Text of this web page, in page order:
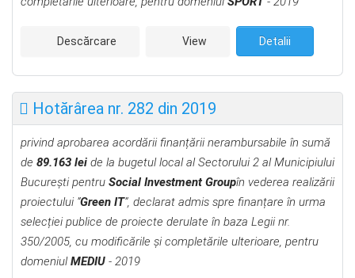
Descărcare View Detalii
Hotărârea nr. 282 din 2019
privind aprobarea acordării finanțării nerambursabile în sumă
de 89.163 lei de la bugetul local al Sectorului 2 al Municipiului
București pentru Social Investment Groupîn vederea realizării
proiectului ”Green IT”, declarat admis spre finanțare în urma
selecției publice de proiecte derulate în baza Legii nr.
350/2005, cu modificările şi completările ulterioare, pentru
domeniulMEDIU - 2019